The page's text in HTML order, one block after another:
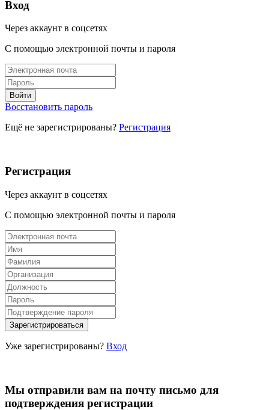
Вход
Через аккаунт в соцсетях
С помощью электронной почты и пароля
Восстановить пароль
Ещё не зарегистрированы? Регистрация
Регистрация
Через аккаунт в соцсетях
С помощью электронной почты и пароля
Уже зарегистрированы? Вход
Мы отправили вам на почту письмо для
подтверждения регистрации